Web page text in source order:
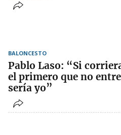
BALONCESTO
Pablo Laso: “Si
el primero que no
sería yo”